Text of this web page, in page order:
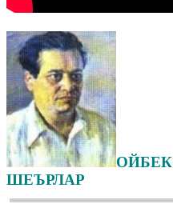
ОЙБЕК
ШЕЪРЛАР